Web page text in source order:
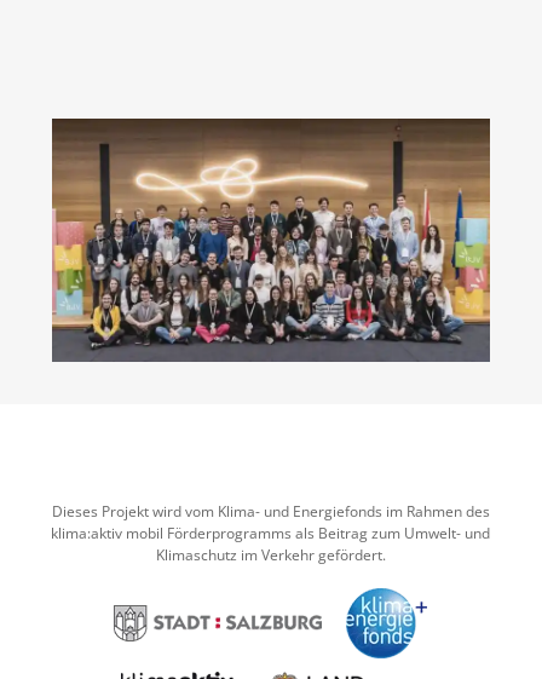
Dieses Projekt wird vom Klima- und Energiefonds im Rahmen des
klima:aktiv mobil Förderprogramms als Beitrag zum Umwelt- und
Klimaschutz im Verkehr gefördert.